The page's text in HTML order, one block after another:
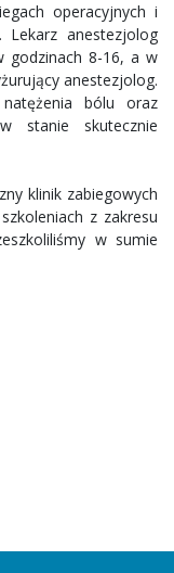
operacyjnych i
Lekarz anestezjolog
godzinach 8-16, a w
anestezjolog.
bólu oraz
stanie skutecznie
klinik zabiegowych
z zakresu
w sumie